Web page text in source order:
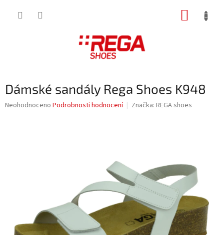
Dámské sandály Rega Shoes K948
Průměrné
Neohodnoceno Podrobnosti hodnocení Značka: REGA shoes